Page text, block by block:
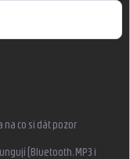
na co si dát pozor
(Bluetooth, MP3 i